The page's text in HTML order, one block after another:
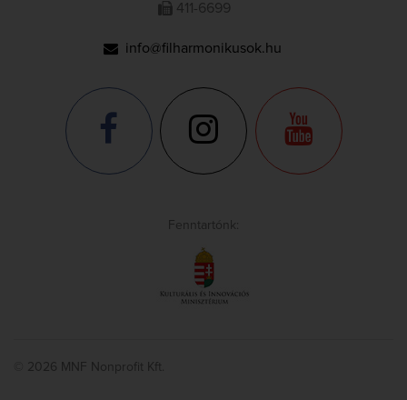
411-6699
info@filharmonikusok.hu
Fenntartónk:
© 2026 MNF Nonprofit Kft.